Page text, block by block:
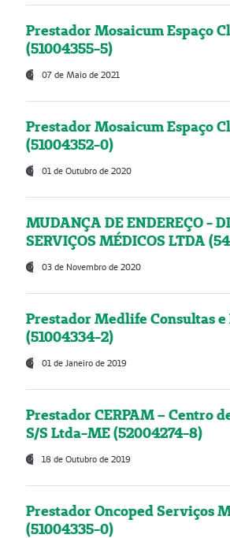
Prestador Mosaicum Espaço
(51004355-5)
07 de Maio de 2021
Prestador Mosaicum Espaço
(51004352-0)
01 de Outubro de 2020
MUDANÇA DE ENDEREÇO -
SERVIÇOS MÉDICOS LTDA
03 de Novembro de 2020
Prestador Medlife Consultas
(51004334-2)
01 de Janeiro de 2019
Prestador CERPAM – Centro
S/S Ltda-ME (52004274-8)
18 de Outubro de 2019
Prestador Oncoped Serviços
(51004335-0)